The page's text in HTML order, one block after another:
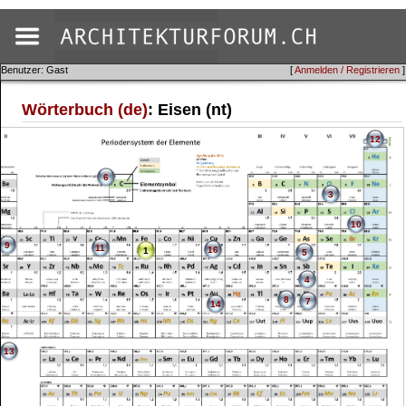
[Anmelden / Registrieren ]
Benutzer: Gast
Wörterbuch (de): Eisen (nt)
1
3
4
5
6
7
8
9
10
11
12
13
14
16